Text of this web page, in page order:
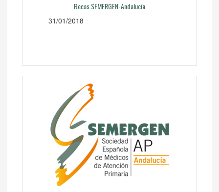
Becas SEMERGEN-Andalucía
31/01/2018